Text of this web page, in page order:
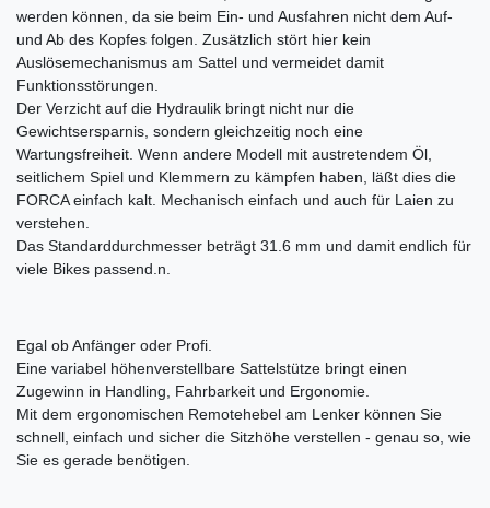
werden können, da sie beim Ein- und Ausfahren nicht dem Auf-
und Ab des Kopfes folgen. Zusätzlich stört hier kein
Auslösemechanismus am Sattel und vermeidet damit
Funktionsstörungen.
Der Verzicht auf die Hydraulik bringt nicht nur die
Gewichtsersparnis, sondern gleichzeitig noch eine
Wartungsfreiheit. Wenn andere Modell mit austretendem Öl,
seitlichem Spiel und Klemmern zu kämpfen haben, läßt dies die
FORCA einfach kalt. Mechanisch einfach und auch für Laien zu
verstehen.
Das Standarddurchmesser beträgt 31.6 mm und damit endlich für
viele Bikes passend.n.
Egal ob Anfänger oder Profi.
Eine variabel höhenverstellbare Sattelstütze bringt einen
Zugewinn in Handling, Fahrbarkeit und Ergonomie.
Mit dem ergonomischen Remotehebel am Lenker können Sie
schnell, einfach und sicher die Sitzhöhe verstellen - genau so, wie
Sie es gerade benötigen.